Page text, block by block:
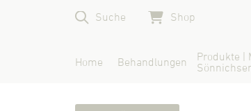
Suche Shop
Home Behandlungen
Produkte |